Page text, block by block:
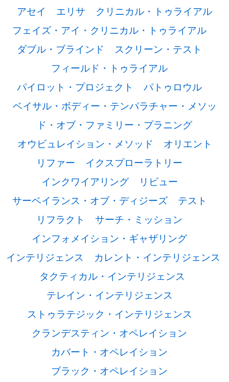
アセイ
エリサ
クリニカル・トゥライアル
フェイズ・アイ・クリニカル・トゥライアル
ダブル・ブラインド
スクリーン・テスト
フィールド・トゥライアル
パイロット・プロジェクト
パトゥロウル
ベイサル・ボディー・テンパラチャー・メソッ
ド・オブ・ファミリー・プラニング
オウビュレイション・メソッド
オリエント
リファー
イクスプローラトリー
インクワイアリング
リビュー
サーベイランス・オブ・ディジーズ
テスト
リフラクト
サーチ・ミッション
インフォメイション・ギャザリング
インテリジェンス
カレント・インテリジェンス
タクティカル・インテリジェンス
テレイン・インテリジェンス
ストゥラテジック・インテリジェンス
クランデスティン・オペレイション
カバート・オペレイション
ブラック・オペレイション